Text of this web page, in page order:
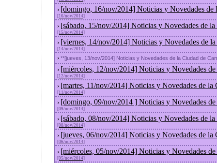
› [domingo, 16/nov/2014] Noticias y Novedades de
[16/nov/2014]
› [sábado, 15/nov/2014] Noticias y Novedades de
[15/nov/2014]
› [viernes, 14/nov/2014] Noticias y Novedades de
[14/nov/2014]
› **[jueves, 13/nov/2014] Noticias y Novedades de la Ciudad de
› [miércoles, 12/nov/2014] Noticias y Novedades
[12/nov/2014]
› [martes, 11/nov/2014] Noticias y Novedades de la
[11/nov/2014]
› [domingo, 09/nov/2014 ] Noticias y Novedades
[09/nov/2014]
› [sábado, 08/nov/2014] Noticias y Novedades de
[08/nov/2014]
› [jueves, 06/nov/2014] Noticias y Novedades de la
[06/nov/2014]
› [miércoles, 05/nov/2014] Noticias y Novedades
[05/nov/2014]